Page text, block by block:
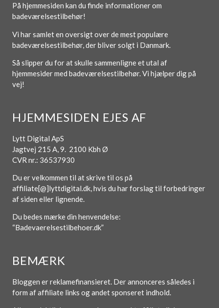
På hjemmesiden kan du finde informationer om
badeværelsestilbehør!
Vi har samlet en oversigt over de mest populære
badeværelsestilbehør, der bliver solgt i Danmark.
Så slipper du for at skulle sammenligne et utal af
hjemmesider med badeværelsestilbehør. Vi hjælper dig på
vej!
HJEMMESIDEN EJES AF
Lytt Digital ApS
Jagtvej 215 A, 9. 2100 Kbh Ø
CVR nr.: 36537930
Du er velkommen til at skrive til os på
affiliate[@]lyttdigital.dk, hvis du har forslag til forbedringer
af siden eller lignende.
Du bedes mærke din henvendelse:
“Badevaerelsestilbehoer.dk”
BEMÆRK
Bloggen er reklamefinansieret. Der annonceres således i
form af affiliate links og andet sponseret indhold.